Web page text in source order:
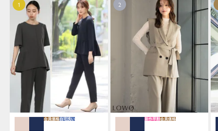
会員価格自宅洗い 新作早割会員価格